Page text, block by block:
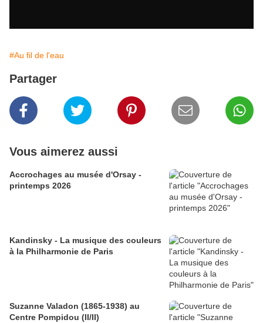
#Au fil de l'eau
Partager
Vous aimerez aussi
Accrochages au musée d'Orsay -
printemps 2026
Kandinsky - La musique des couleurs
à la Philharmonie de Paris
Suzanne Valadon (1865-1938) au
Centre Pompidou (II/II)